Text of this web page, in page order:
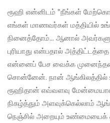
ரூஹி என்னிடம் "நீங்கள்
எங்கள் மாணவர்கள் மத்தியில்
நினைத்தோம்... ஆனால்
புரியாது என்பதால்
என்னைப் பேச வைக்க
சொன்னேன். நான் ஆங்கிலத்தில்
ரூஹிதான் எவ்வளவு
நிகழ்த்தும் அளவுக்கெல்லாம்
நெஞ்சில் அறையும் உண்மையைக்